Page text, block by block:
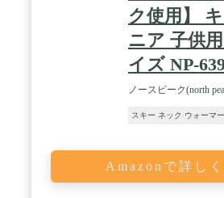
ク使用】
ニア 子供
イズ NP-
ノースピーク(north
スキー ネック ウォーマー
Amazonで詳し